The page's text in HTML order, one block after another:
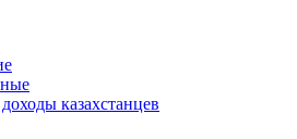
казахстанцев